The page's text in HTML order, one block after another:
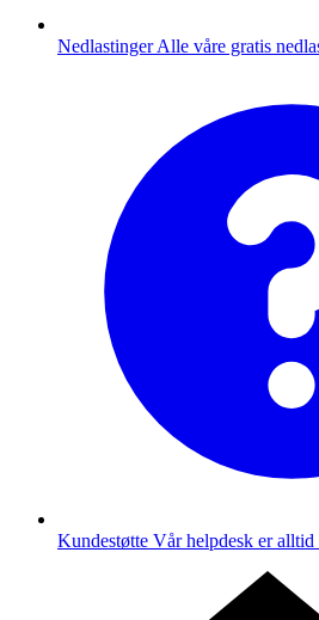
Nedlastinger Alle våre gratis
Kundestøtte Vår helpdesk er alltid